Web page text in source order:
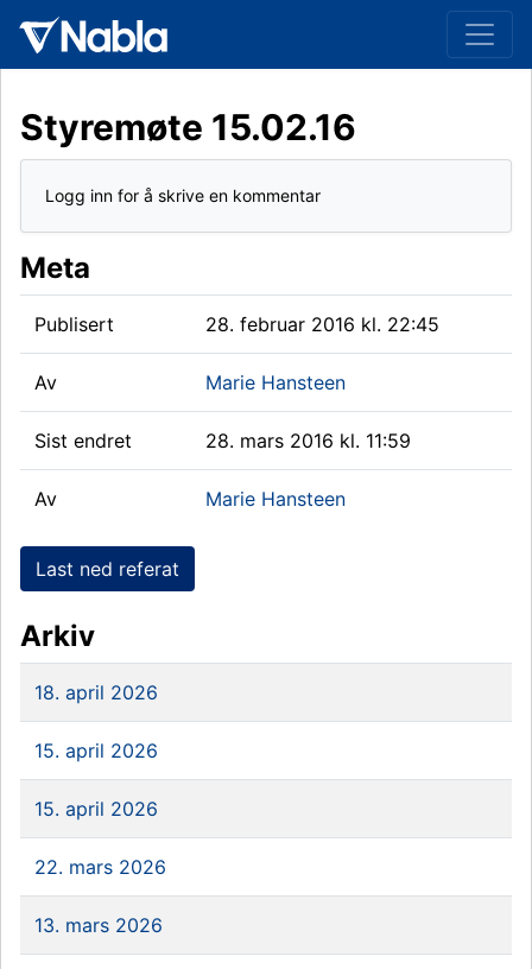
Styremøte 15.02.16
Logg inn for å skrive en kommentar
Meta
Publisert 28. februar 2016 kl. 22:45
Av Marie Hansteen
Sist endret 28. mars 2016 kl. 11:59
Av Marie Hansteen
Last ned referat
Arkiv
18. april 2026
15. april 2026
15. april 2026
22. mars 2026
13. mars 2026